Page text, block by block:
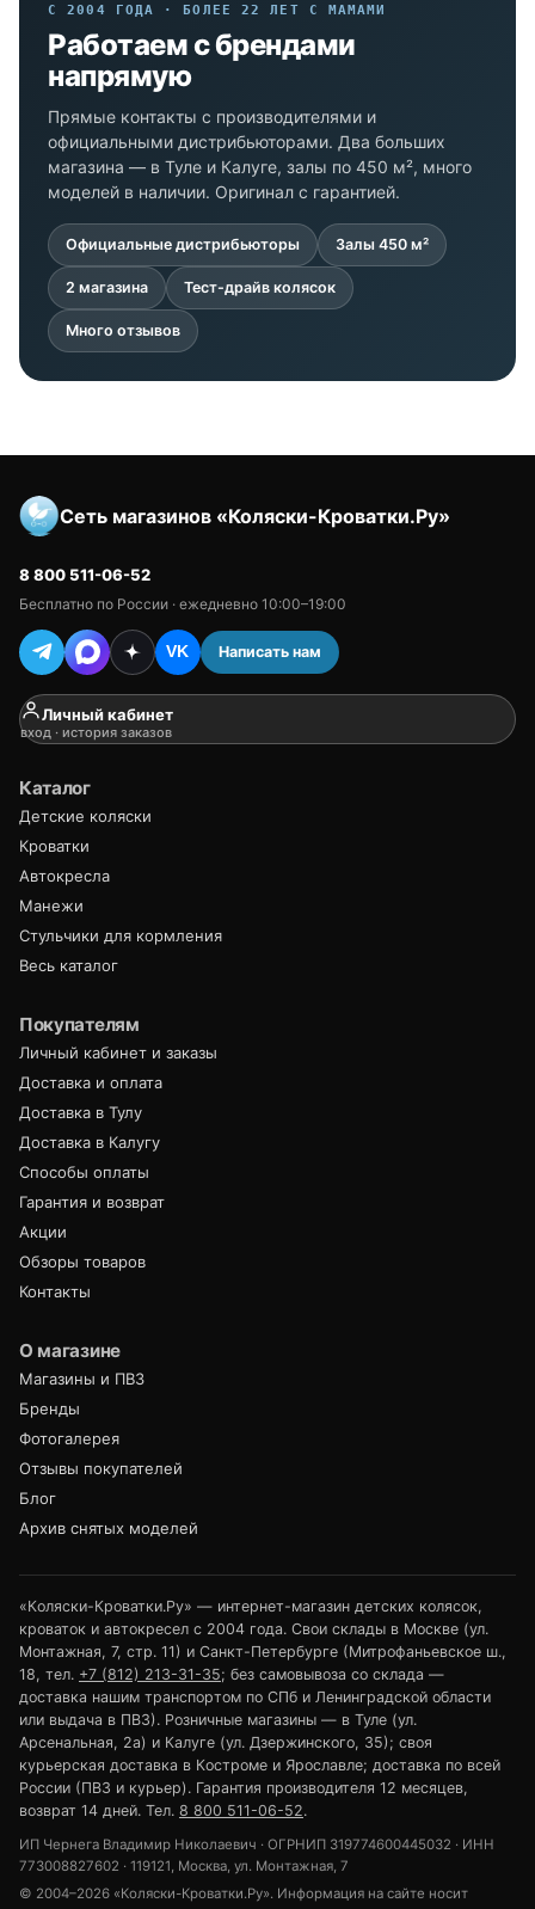
С 2004 ГОДА · БОЛЕЕ 22 ЛЕТ С МАМАМИ
Работаем с брендами
напрямую
Прямые контакты с производителями и
официальными дистрибьюторами. Два больших
магазина — в Туле и Калуге, залы по 450 м², много
моделей в наличии. Оригинал с гарантией.
Официальные дистрибьюторы Залы 450 м²
2 магазина Тест-драйв колясок
Много отзывов
Сеть магазинов «Коляски-Кроватки.Ру»
8 800 511-06-52
Бесплатно по России · ежедневно 10:00–19:00
VK Написать нам
Личный кабинет
вход · история заказов
Каталог
Детские коляски
Кроватки
Автокресла
Манежи
Стульчики для кормления
Весь каталог
Покупателям
Личный кабинет и заказы
Доставка и оплата
Доставка в Тулу
Доставка в Калугу
Способы оплаты
Гарантия и возврат
Акции
Обзоры товаров
Контакты
О магазине
Магазины и ПВЗ
Бренды
Фотогалерея
Отзывы покупателей
Блог
Архив снятых моделей
«Коляски-Кроватки.Ру» — интернет-магазин детских колясок,
кроваток и автокресел с 2004 года. Свои склады в Москве (ул.
Монтажная, 7, стр. 11) и Санкт-Петербурге (Митрофаньевское ш.,
18, тел. +7 (812) 213-31-35; без самовывоза со склада —
доставка нашим транспортом по СПб и Ленинградской области
или выдача в ПВЗ). Розничные магазины — в Туле (ул.
Арсенальная, 2а) и Калуге (ул. Дзержинского, 35); своя
курьерская доставка в Костроме и Ярославле; доставка по всей
России (ПВЗ и курьер). Гарантия производителя 12 месяцев,
возврат 14 дней. Тел. 8 800 511-06-52.
ИП Чернега Владимир Николаевич · ОГРНИП 319774600445032 · ИНН
773008827602 · 119121, Москва, ул. Монтажная, 7
© 2004–2026 «Коляски-Кроватки.Ру». Информация на сайте носит